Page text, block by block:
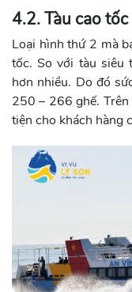
4.2. Tàu cao tốc
Loại hình thứ 2 mà
tốc. So với tàu siêu
hơn nhiều. Do đó
250 – 266 ghế.
tiện cho khách hàng